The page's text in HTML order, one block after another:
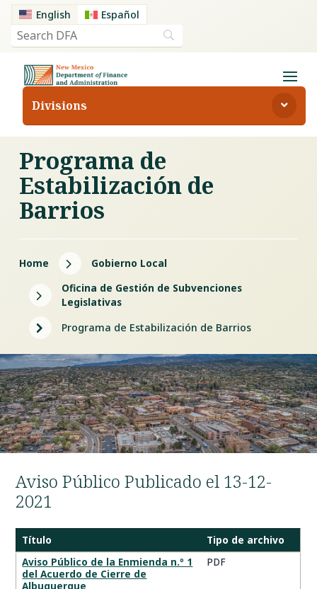
English Español
Divisions
Programa de
Estabilización de
Barrios
Home 5 Gobierno Local
5
Oficina de Gestión de Subvenciones
Legislativas
5 Programa de Estabilización de Barrios
Aviso Público Publicado el 13-12-
2021
Avisos
Públicos
Título
Tipo de archivo
Aviso Público de la Enmienda n.º 1
del Acuerdo de Cierre de
Albuquerque
PDF